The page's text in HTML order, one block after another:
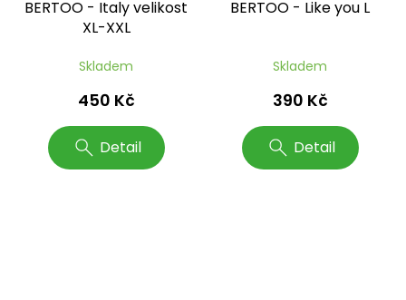
BERTOO - Italy velikost
XL-XXL
Skladem
450 Kč
Detail
BERTOO - Like you L
Skladem
390 Kč
Detail